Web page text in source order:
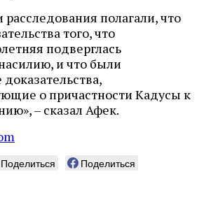
расследования полагали, что
того, что
подверглась
и что были
о причастности Кадусы к
– сказал Афек.
Поделиться
Поделиться